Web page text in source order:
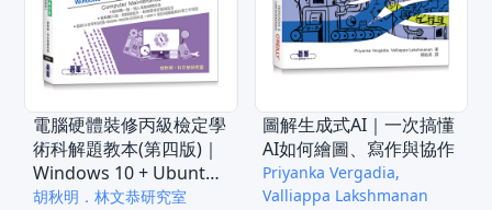
電腦硬體裝修丙級檢定學
術科解題教本(第四版)｜
Windows 10 + Ubuntu
18 (116年起適用)
胡秋明．林文恭研究室
圖解生成式AI｜一次搞懂
AI如何繪圖、寫作與協作
Priyanka Vergadia,
Valliappa Lakshmanan